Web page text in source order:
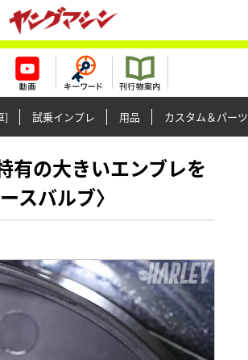
] 試乗インプレ 用品 カスタム＆パーツ
の大きいエンブレを
スバルブ〉